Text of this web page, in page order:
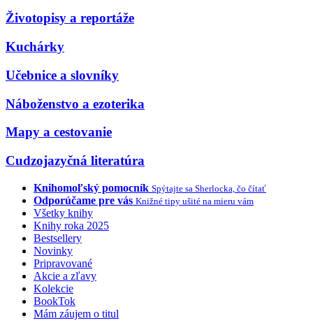
Životopisy a reportáže
Kuchárky
Učebnice a slovníky
Náboženstvo a ezoterika
Mapy a cestovanie
Cudzojazyčná literatúra
Knihomoľský pomocník Spýtajte sa Sherlocka, čo čítať
Odporúčame pre vás Knižné tipy ušité na mieru vám
Všetky knihy
Knihy roka 2025
Bestsellery
Novinky
Pripravované
Akcie a zľavy
Kolekcie
BookTok
Mám záujem o titul